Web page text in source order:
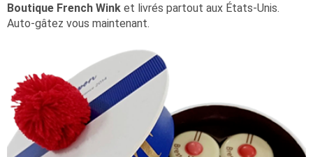
Boutique French Wink et livrés partout aux États-Unis.
Auto-gâtez vous maintenant.